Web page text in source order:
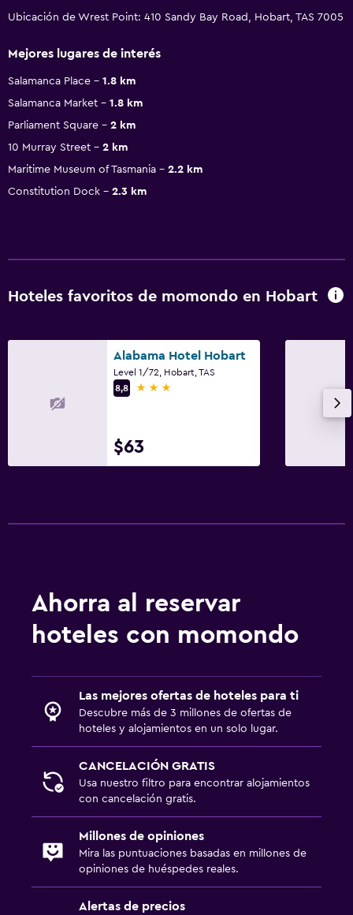
Ubicación de Wrest Point: 410 Sandy Bay Road, Hobart, TAS 7005
Mejores lugares de interés
Salamanca Place
1.8 km
Salamanca Market
1.8 km
Parliament Square
2 km
10 Murray Street
2 km
Maritime Museum of Tasmania
2.2 km
Constitution Dock
2.3 km
Hoteles favoritos de momondo en Hobart
Alabama Hotel Hobart
Level 1/72, Hobart, TAS
8,8
3 estrellas
$63
Ahorra al reservar
hoteles con momondo
Las mejores ofertas de hoteles para ti
Descubre más de 3 millones de ofertas de
hoteles y alojamientos en un solo lugar.
CANCELACIÓN GRATIS
Usa nuestro filtro para encontrar alojamientos
con cancelación gratis.
Millones de opiniones
Mira las puntuaciones basadas en millones de
opiniones de huéspedes reales.
Alertas de precios